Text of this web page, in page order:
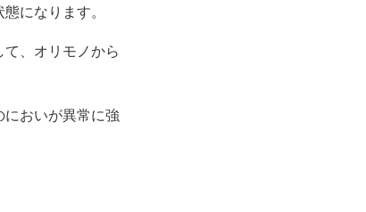
になります。
て、オリモノから
おいが異常に強